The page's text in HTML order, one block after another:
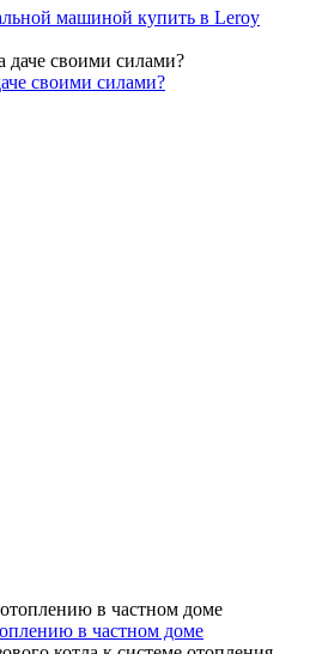
машиной купить в Leroy
своими силами?
в частном доме